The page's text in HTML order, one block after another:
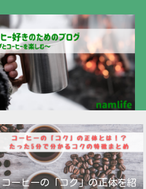
コーヒーの「コク」の正体を紹